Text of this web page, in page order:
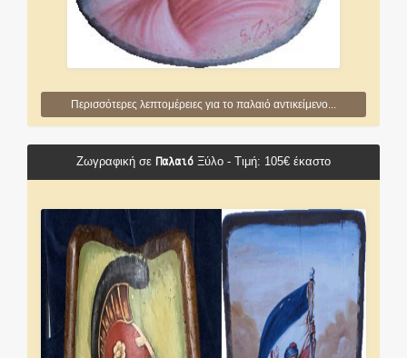
Περισσότερες λεπτομέρειες για το παλαιό αντικείμενο...
Ζωγραφική σε Παλαιό Ξύλο - Τιμή: 105€ έκαστο